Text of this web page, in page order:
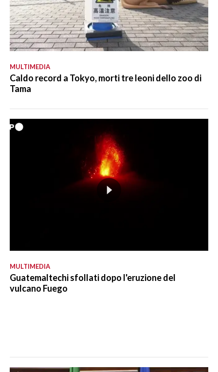
MULTIMEDIA
Caldo record a Tokyo, morti tre leoni dello zoo di
Tama
MULTIMEDIA
Guatemaltechi sfollati dopo l'eruzione del
vulcano Fuego